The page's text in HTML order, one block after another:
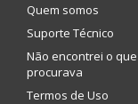
Quem somos
Suporte Técnico
Não encontrei o que
procurava
Termos de Uso